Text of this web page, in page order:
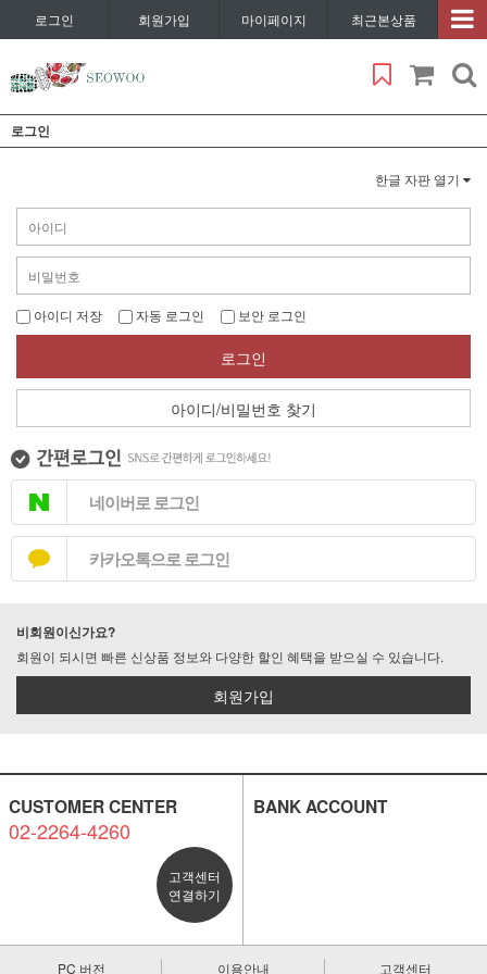
로그인 회원가입 마이페이지 최근본상품
로그인
한글 자판 열기
아이디 저장 자동 로그인 보안 로그인
로그인
아이디/비밀번호 찾기
네이버로 로그인
카카오톡으로 로그인
비회원이신가요?
회원이 되시면 빠른 신상품 정보와 다양한 할인 혜택을 받으실 수 있습니다.
회원가입
CUSTOMER CENTER
02-2264-4260
고객센터
연결하기
BANK ACCOUNT
PC 버전 이용안내 고객센터